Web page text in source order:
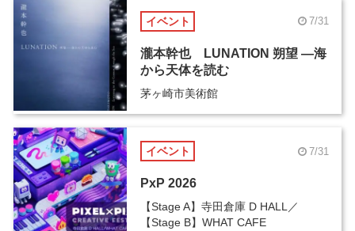
イベント 7/31
瀧本幹也 LUNATION 朔望 ―海
から天体を読む
茅ヶ崎市美術館
イベント 7/31
PxP 2026
【Stage A】寺田倉庫 D HALL／
【Stage B】WHAT CAFE